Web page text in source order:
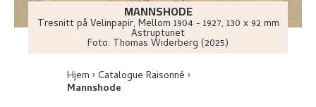
MANNSHODE
Tresnitt på Velinpapir, Mellom 1904 - 1927, 130 x 92 mm
Astruptunet
Foto: Thomas Widerberg (2025)
Hjem Catalogue Raisonné
Mannshode